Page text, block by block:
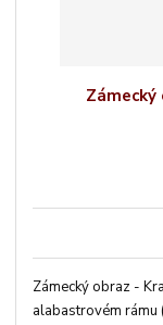
Zámecký obraz -
alabastrovém rámu